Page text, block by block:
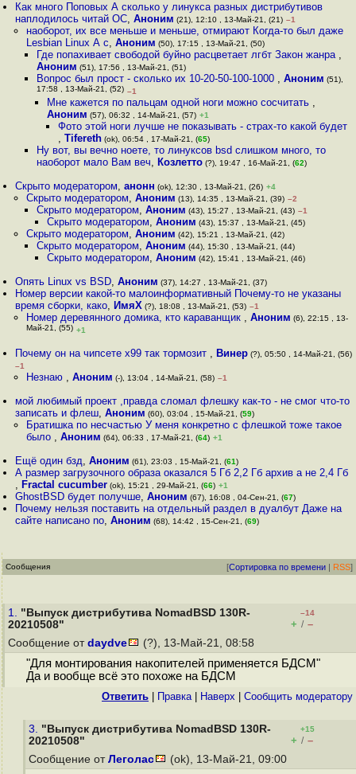
Как много Поповых А сколько у линукса разных дистрибутивов
наплодилось читай ОС,Аноним (21), 12:10 , 13-Май-21, (21) –1
наоборот, их все меньше и меньше, отмирают Когда-то был даже
Lesbian Linux А с, Аноним (50), 17:15 , 13-Май-21, (50)
Где попахивает свободой буйно расцветает лгбт Закон жанра ,
Аноним (51), 17:56 , 13-Май-21, (51)
Вопрос был прост - сколько их 10-20-50-100-1000 , Аноним (51),
17:58 , 13-Май-21, (52) –1
Мне кажется по пальцам одной ноги можно сосчитать ,
Аноним (57), 06:32 , 14-Май-21, (57) +1
Фото этой ноги лучше не показывать - страх-то какой будет
, Tifereth(ok), 06:54 , 17-Май-21, (65)
Ну вот, вы вечно ноете, то линуксов bsd слишком много, то
наоборот мало Вам веч, Козлетто(?), 19:47 , 16-Май-21, (62)
Скрыто модератором,анонн (ok), 12:30 , 13-Май-21, (26) +4
Скрыто модератором, Аноним (13), 14:35 , 13-Май-21, (39) –2
Скрыто модератором, Аноним (43), 15:27 , 13-Май-21, (43) –1
Скрыто модератором,Аноним (43), 15:37 , 13-Май-21, (45)
Скрыто модератором, Аноним (42), 15:21 , 13-Май-21, (42)
Скрыто модератором, Аноним (44), 15:30 , 13-Май-21, (44)
Скрыто модератором,Аноним (42), 15:41 , 13-Май-21, (46)
Опять Linux vs BSD,Аноним (37), 14:27 , 13-Май-21, (37)
Номер версии какой-то малоинформативный Почему-то не указаны
время сборки, како, ИмяХ (?), 18:08 , 13-Май-21, (53) –1
Номер деревянного домика, кто караванщик , Аноним (6), 22:15 , 13-
Май-21, (55) +1
Почему он на чипсете x99 так тормозит , Винер (?), 05:50 , 14-Май-21, (56)
–1
Незнаю , Аноним (-), 13:04 , 14-Май-21, (58) –1
мой любимый проект ,правда сломал флешку как-то - не смог что-то
записать и флеш,Аноним (60), 03:04 , 15-Май-21, (59)
Братишка по несчастью У меня конкретно с флешкой тоже такое
было , Аноним (64), 06:33 , 17-Май-21, (64) +1
Ещё один бзд,Аноним (61), 23:03 , 15-Май-21, (61)
А размер загрузочного образа оказался 5 Гб 2,2 Гб архив а не 2,4 Гб
, Fractal cucumber (ok), 15:21 , 29-Май-21, (66) +1
GhostBSD будет получше,Аноним (67), 16:08 , 04-Сен-21, (67)
Почему нельзя поставить на отдельный раздел в дуалбут Даже на
сайте написано no,Аноним (68), 14:42 , 15-Сен-21, (69)
Сообщения [Сортировка по времени | RSS]
1. "Выпуск дистрибутива NomadBSD 130R-
20210508"
–14
+ / –
Сообщение от daydve (?), 13-Май-21, 08:58
"Для монтирования накопителей применяется БДСМ"
Да и вообще всё это похоже на БДСМ
Ответить Правка| Наверх Cообщить модератору
3. "Выпуск дистрибутива NomadBSD 130R-
20210508"
+15
+ / –
Сообщение от Леголас (ok), 13-Май-21, 09:00